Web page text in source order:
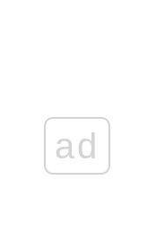
ad